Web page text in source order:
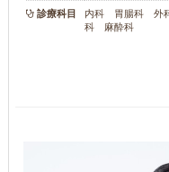
診療科目
内科 胃腸科 外
科 麻酔科